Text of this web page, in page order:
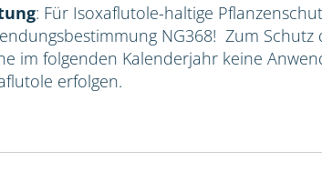
: Für Isoxaflutole-haltige
NG368! Zum
im folgenden Kalenderjahr keine
erfolgen.